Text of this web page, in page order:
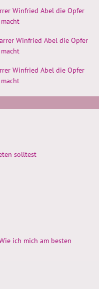
Winfried Abel die Opfer
Winfried Abel die Opfer
Winfried Abel die Opfer
solltest
ich mich am besten